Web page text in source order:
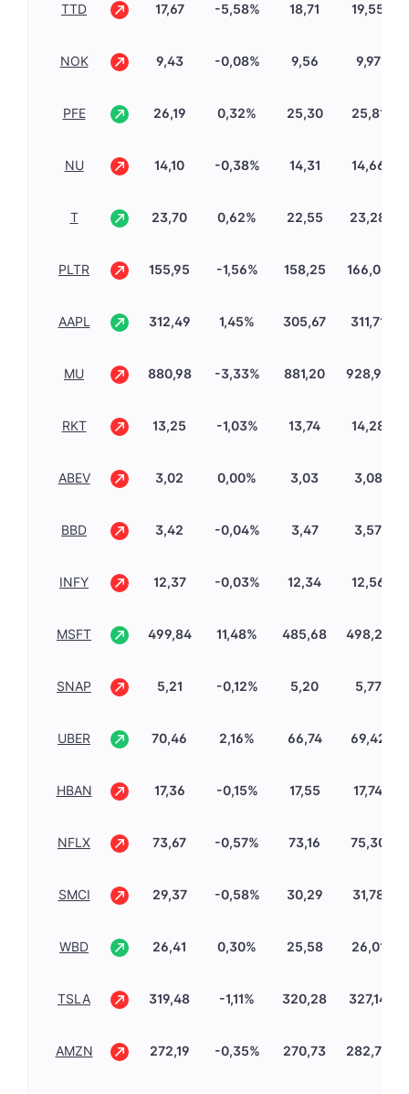
TTD 17,67 -5,58% 18,71 19,55
NOK 9,43 -0,08% 9,56 9,97
PFE 26,19 0,32% 25,30 25,81
NU 14,10 -0,38% 14,31 14,66
T 23,70 0,62% 22,55 23,28
PLTR 155,95 -1,56% 158,25 166,08
AAPL 312,49 1,45% 305,67 311,71
MU 880,98 -3,33% 881,20 928,98
RKT 13,25 -1,03% 13,74 14,28
ABEV 3,02 0,00% 3,03 3,08
BBD 3,42 -0,04% 3,47 3,57
INFY 12,37 -0,03% 12,34 12,56
MSFT 499,84 11,48% 485,68 498,24
SNAP 5,21 -0,12% 5,20 5,77
UBER 70,46 2,16% 66,74 69,42
HBAN 17,36 -0,15% 17,55 17,74
NFLX 73,67 -0,57% 73,16 75,30
SMCI 29,37 -0,58% 30,29 31,78
WBD 26,41 0,30% 25,58 26,01
TSLA 319,48 -1,11% 320,28 327,14
AMZN 272,19 -0,35% 270,73 282,79